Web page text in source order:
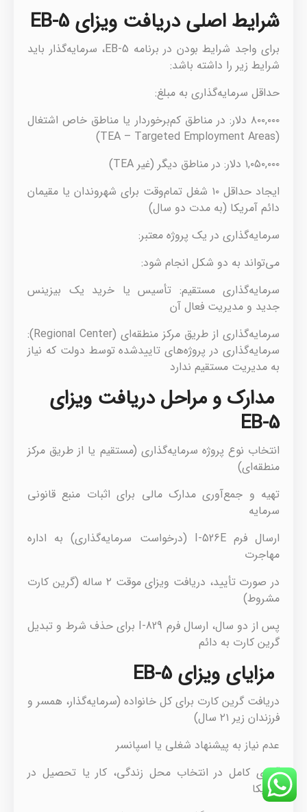
شرایط اصلی دریافت ویزای EB-5
برای واجد شرایط بودن در برنامه EB-5، سرمایه‌گذار باید
شرایط زیر را داشته باشد:
حداقل سرمایه‌گذاری به مبلغ:
۸۰۰,۰۰۰ دلار: در مناطق کم‌برخوردار یا مناطق خاص اشتغال
(TEA – Targeted Employment Areas)
۱,۰۵۰,۰۰۰ دلار: در مناطق دیگر (غیر TEA)
ایجاد حداقل ۱۰ شغل تمام‌وقت برای شهروندان یا مقیمان
دائم آمریکا (به مدت دو سال)
سرمایه‌گذاری در یک پروژه معتبر:
می‌تواند به دو شکل انجام شود:
سرمایه‌گذاری مستقیم: تأسیس یا خرید یک بیزینس
جدید و مدیریت فعال آن
سرمایه‌گذاری از طریق مرکز منطقه‌ای (Regional Center):
سرمایه‌گذاری در پروژه‌های تاییدشده توسط دولت که نیاز
به مدیریت مستقیم ندارد
مدارک و مراحل دریافت ویزای
EB-5
انتخاب نوع پروژه سرمایه‌گذاری (مستقیم یا از طریق مرکز
منطقه‌ای)
تهیه و جمع‌آوری مدارک مالی برای اثبات منبع قانونی
سرمایه
ارسال فرم I-526E (درخواست سرمایه‌گذاری) به اداره
مهاجرت
در صورت تأیید، دریافت ویزای موقت ۲ ساله (گرین کارت
مشروط)
پس از دو سال، ارسال فرم I-829 برای حذف شرط و تبدیل
گرین کارت به دائم
مزایای ویزای EB-5
دریافت گرین کارت برای کل خانواده (سرمایه‌گذار، همسر و
فرزندان زیر ۲۱ سال)
عدم نیاز به پیشنهاد شغلی یا اسپانسر
آزادی کامل در انتخاب محل زندگی، کار یا تحصیل در
آمریکا